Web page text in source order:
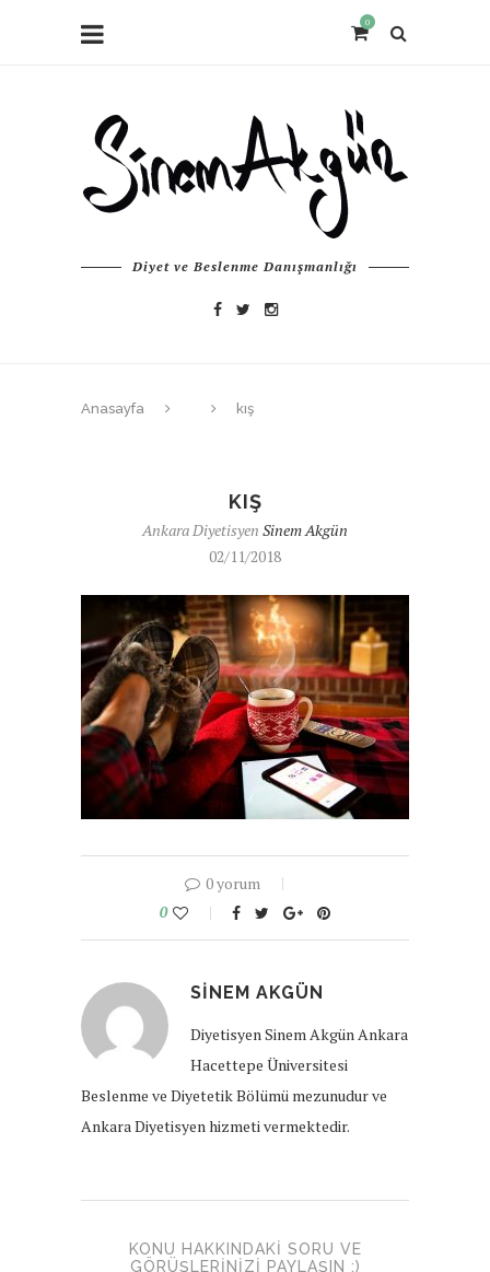
0
Diyet ve Beslenme Danışmanlığı
Anasayfa kış
KIŞ
Ankara Diyetisyen Sinem Akgün
02/11/2018
0 yorum
0
SINEM AKGÜN
Diyetisyen Sinem Akgün Ankara
Hacettepe Üniversitesi
Beslenme ve Diyetetik Bölümü mezunudur ve
Ankara Diyetisyen hizmeti vermektedir.
KONU HAKKINDAKI SORU VE
GÖRÜŞLERINIZI PAYLAŞIN :)